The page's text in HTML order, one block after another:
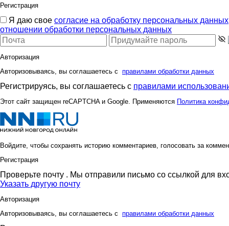
Регистрация
Я даю свое согласие на обработку персональных данных
отношении обработки персональных данных
Авторизация
Авторизовываясь, вы соглашаетесь с правилами обработки данных
Регистрируясь, вы соглашаетесь с правилами
Этот сайт защищен reCAPTCHA и Google. Применяются Политика
Войдите, чтобы сохранять историю комментариев, голосовать за
Регистрация
Проверьте почту . Мы отправили письмо со ссылкой для
Указать другую почту
Авторизация
Авторизовываясь, вы соглашаетесь с правилами обработки данных